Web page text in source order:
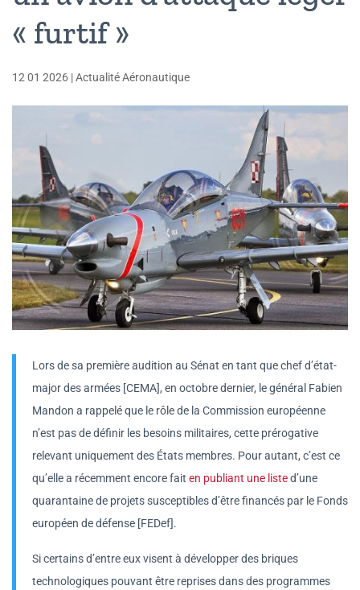
« furtif »
12 01 2026 |Actualité Aéronautique
Lors de sa première audition au Sénat en tant que chef d’état-
major des armées [CEMA], en octobre dernier, le général Fabien
Mandon a rappelé que le rôle de la Commission européenne
n’est pas de définir les besoins militaires, cette prérogative
relevant uniquement des États membres. Pour autant, c’est ce
qu’elle a récemment encore fait en publiant une listed’une
quarantaine de projets susceptibles d’être financés par le Fonds
européen de défense [FEDef].
Si certains d’entre eux visent à développer des briques
technologiques pouvant être reprises dans des programmes